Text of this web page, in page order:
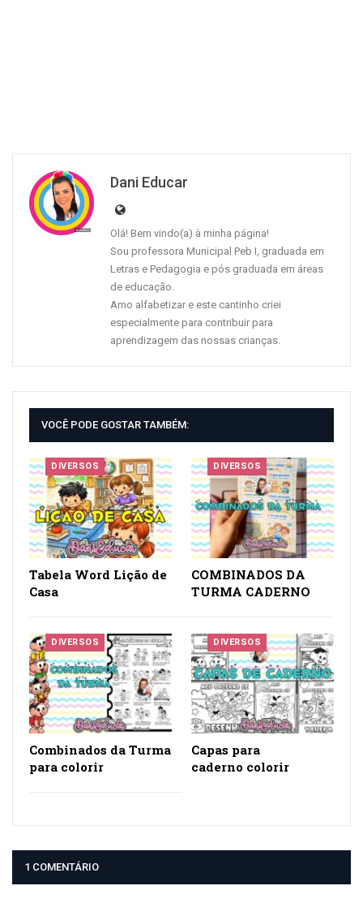
Dani Educar
Olá! Bem vindo(a) à minha página!
Sou professora Municipal Peb I, graduada em
Letras e Pedagogia e pós graduada em áreas
de educação.
Amo alfabetizar e este cantinho criei
especialmente para contribuir para
aprendizagem das nossas crianças.
VOCÊ PODE GOSTAR TAMBÉM:
DIVERSOS
Tabela Word Lição de
Casa
DIVERSOS
COMBINADOS DA
TURMA CADERNO
DIVERSOS
Combinados da Turma
para colorir
DIVERSOS
Capas para
caderno colorir
1 COMENTÁRIO